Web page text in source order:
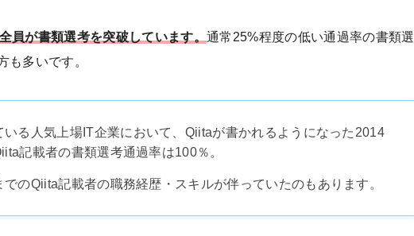
員が書類選考を突破しています。 通常25%程度の低い通過率の書類選
も多いです。
いる人気上場IT企業において、Qiitaが書かれるようになった2014
記載者の書類選考通過率は100％。
でのQiita記載者の職務経歴・スキルが伴っていたのもあります。